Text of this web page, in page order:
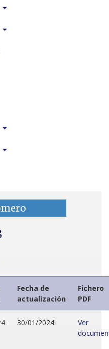
Fecha de
actualización
Fichero
PDF
30/01/2024
Ver